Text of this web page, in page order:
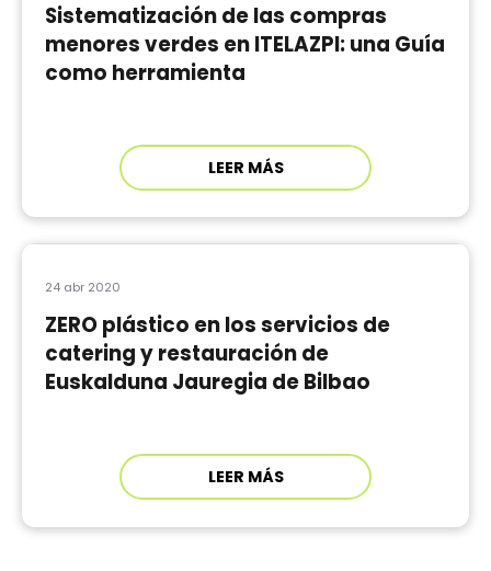
Sistematización de las compras
menores verdes en ITELAZPI: una Guía
como herramienta
LEER MÁS
24 abr 2020
ZERO plástico en los servicios de
catering y restauración de
Euskalduna Jauregia de Bilbao
LEER MÁS